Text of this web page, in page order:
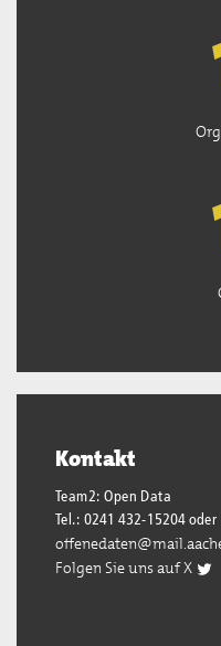
Kontakt
Team2: Open Data
Tel.: 0241 432-15204
Folgen Sie uns auf X